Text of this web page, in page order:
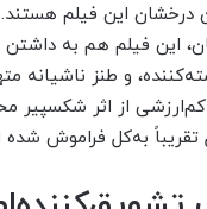
درخشان این فیلم
این فیلم هم به داشتن
و طنز ناشیانه
از اثر
تقریباً به‌کل فراموش